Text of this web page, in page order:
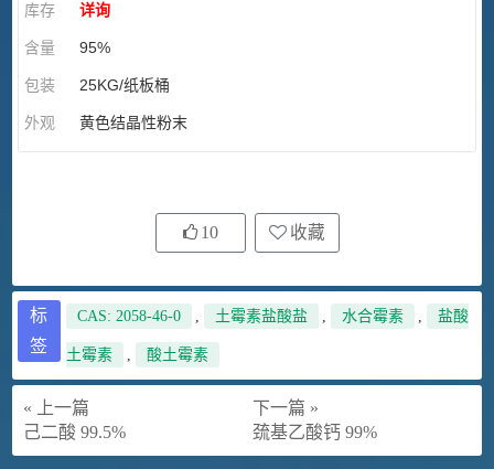
库存 详询
含量 95%
包装 25KG/纸板桶
外观 黄色结晶性粉末
10 收藏
标
签
CAS: 2058-46-0 , 土霉素盐酸盐 , 水合霉素 , 盐酸
土霉素 , 酸土霉素
« 上一篇
己二酸 99.5%
下一篇 »
巯基乙酸钙 99%